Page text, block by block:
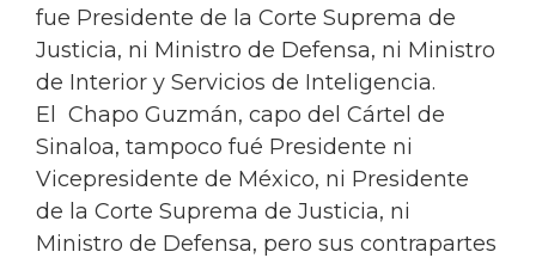
fue Presidente de la Corte Suprema de
Justicia, ni Ministro de Defensa, ni Ministro
de Interior y Servicios de Inteligencia.
El Chapo Guzmán, capo del Cártel de
Sinaloa, tampoco fué Presidente ni
Vicepresidente de México, ni Presidente
de la Corte Suprema de Justicia, ni
Ministro de Defensa, pero sus contrapartes